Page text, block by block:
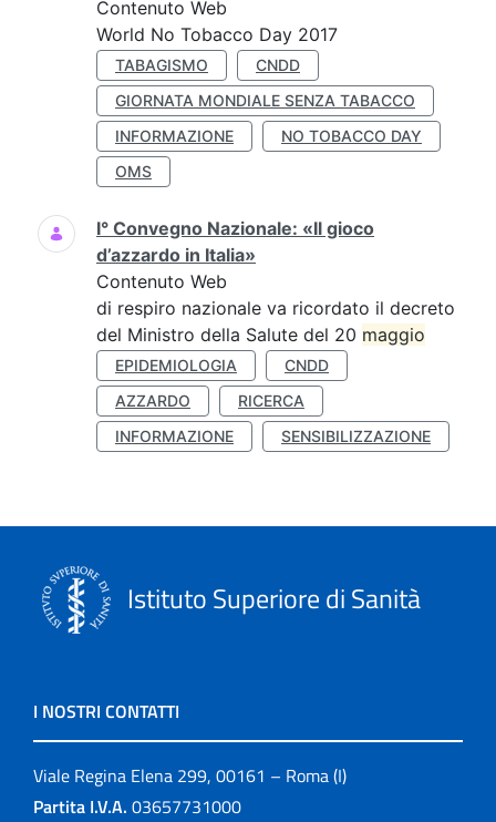
Contenuto Web
World No Tobacco Day 2017
TABAGISMO
CNDD
GIORNATA MONDIALE SENZA TABACCO
INFORMAZIONE
NO TOBACCO DAY
OMS
I° Convegno Nazionale: «Il gioco
d’azzardo in Italia»
Contenuto Web
di respiro nazionale va ricordato il decreto
del Ministro della Salute del 20 maggio
EPIDEMIOLOGIA
CNDD
AZZARDO
RICERCA
INFORMAZIONE
SENSIBILIZZAZIONE
Istituto Superiore di Sanità
I NOSTRI CONTATTI
Viale Regina Elena 299, 00161 – Roma (I)
Partita I.V.A. 03657731000